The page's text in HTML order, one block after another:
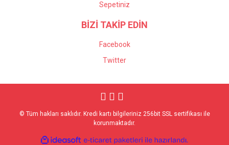
Sepetiniz
BİZİ TAKİP EDİN
Facebook
Twitter
© Tüm hakları saklıdır. Kredi kartı bilgileriniz 256bit SSL sertifikası ile
korunmaktadır.
ideasoft e-